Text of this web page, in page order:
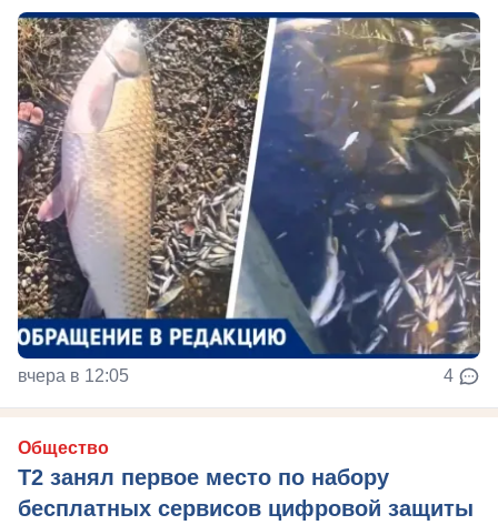
вчера в 12:05 4
Общество
Т2 занял первое место по набору
бесплатных сервисов цифровой защиты